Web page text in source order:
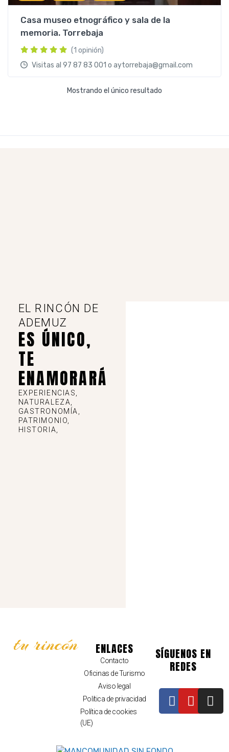
Casa museo etnográfico y sala de la
memoria. Torrebaja
(1 opinión)
Visitas al 97 87 83 001 o aytorrebaja@gmail.com
Museos , Torrebaja
Visitas al 97 87 83 001 o aytorrebaja@gmail.com
Mostrando el único resultado
EL RINCÓN DE
ADEMUZ
ES ÚNICO,
TE
ENAMORARÁ
EXPERIENCIAS,
NATURALEZA,
GASTRONOMÍA,
PATRIMONIO,
HISTORIA,
tu rincón ENLACES
Contacto
Oficinas de Turismo
Aviso legal
Política de privacidad
Política de cookies
(UE)
SÍGUENOS EN
REDES